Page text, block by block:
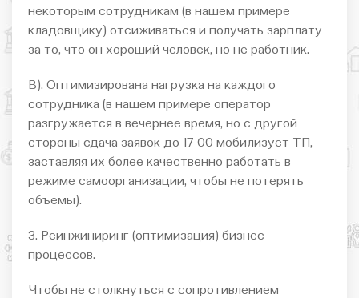
некоторым сотрудникам (в нашем примере
кладовщику) отсиживаться и получать зарплату
за то, что он хороший человек, но не работник.
В). Оптимизирована нагрузка на каждого
сотрудника (в нашем примере оператор
разгружается в вечернее время, но с другой
стороны сдача заявок до 17-00 мобилизует ТП,
заставляя их более качественно работать в
режиме самоорганизации, чтобы не потерять
объемы).
3. Реинжиниринг (оптимизация) бизнес-
процессов.
Чтобы не столкнуться с сопротивлением